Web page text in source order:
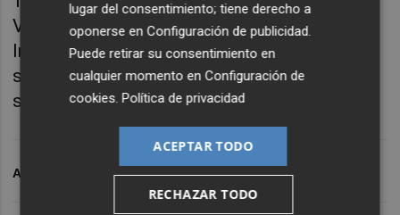
Voces IVAM, el podcast que se cuela en el
Institut Valencià d’Art Modern para charlar
sobre exposiciones, procesos creativos y
sobre las bambalinas del propio museo.
ARCHIVADO EN VOCES IVAM IVAM
lugar del consentimiento; tiene derecho a
oponerse enConfiguración de publicidad.
Puede retirar su consentimiento en
cualquier momento enConfiguración de
cookies.Política de privacidad
ACEPTAR TODO
RECHAZAR TODO